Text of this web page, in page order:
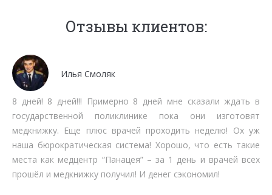
Отзывы клиентов:
ждать в
они изготовят
неделю! Ох уж
что есть такие
и врачей всех
Мне как бизнесмену нет времени
очередях. Работают быстро,
срокам прохождения. Рекомендую.